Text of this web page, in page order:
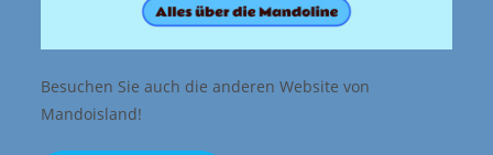
Besuchen Sie auch die anderen Website von
Mandoisland!